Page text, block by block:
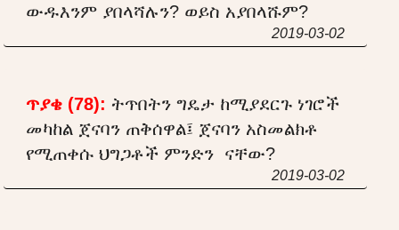
ውዱእንም ያበላሻሉን? ወይስ አያበላሹም?
2019-03-02
ጥያቄ (78): ትጥበትን ግዴታ ከሚያደርጉ ነገሮች
መካከል ጀናባን ጠቅሰዋል፤ ጀናባን አስመልክቶ
የሚጠቀሱ ህግጋቶች ምንድን ናቸው?
2019-03-02